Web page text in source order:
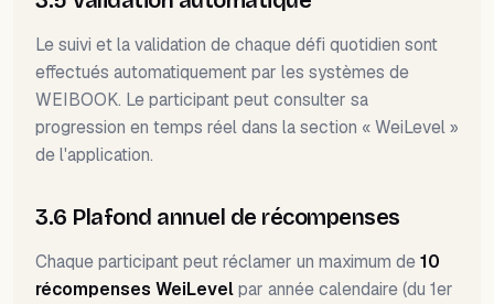
Le suivi et la validation de chaque défi quotidien sont
effectués automatiquement par les systèmes de
WEIBOOK. Le participant peut consulter sa
progression en temps réel dans la section « WeiLevel »
de l'application.
3.6 Plafond annuel de récompenses
Chaque participant peut réclamer un maximum de10
récompenses WeiLevelpar année calendaire (du 1er